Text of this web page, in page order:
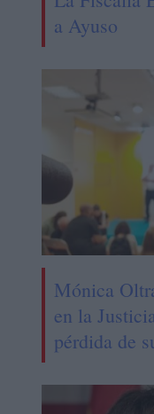
a Ayuso
Mónica
en la
pérdida de